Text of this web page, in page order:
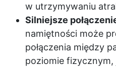
w utrzymywaniu
Silniejsze
namiętności może
połączenia między
poziomie fizycznym,